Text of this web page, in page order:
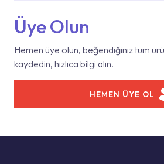
Üye Olun
Hemen üye olun, beğendiğiniz tüm
kaydedin, hızlıca bilgi alın.
HEMEN ÜYE OL